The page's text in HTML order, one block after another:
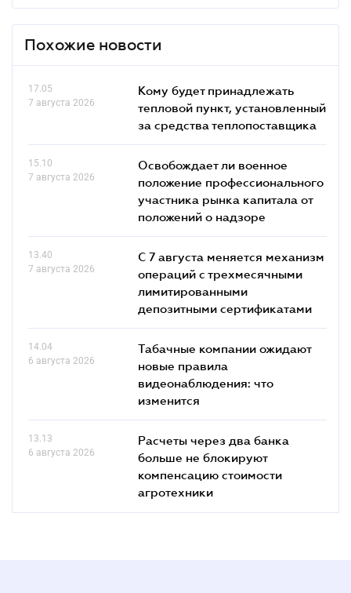
Похожие новости
17.05
7 августа 2026
Кому будет принадлежать
тепловой пункт, установленный
за средства теплопоставщика
15.10
7 августа 2026
Освобождает ли военное
положение профессионального
участника рынка капитала от
положений о надзоре
13.40
7 августа 2026
С 7 августа меняется механизм
операций с трехмесячными
лимитированными
депозитными сертификатами
14.04
6 августа 2026
Табачные компании ожидают
новые правила
видеонаблюдения: что
изменится
13.13
6 августа 2026
Расчеты через два банка
больше не блокируют
компенсацию стоимости
агротехники